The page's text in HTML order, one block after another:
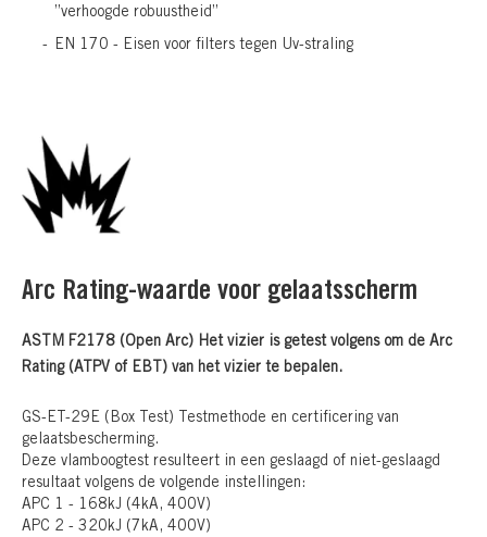
”verhoogde robuustheid”
EN 170 - Eisen voor filters tegen Uv-straling
Arc Rating-waarde voor gelaatsscherm
ASTM F2178 (Open Arc) Het vizier is getest volgens om de Arc
Rating (ATPV of EBT) van het vizier te bepalen.
GS-ET-29E (Box Test) Testmethode en certificering van
gelaatsbescherming.
Deze vlamboogtest resulteert in een geslaagd of niet-geslaagd
resultaat volgens de volgende instellingen:
APC 1 - 168kJ (4kA, 400V)
APC 2 - 320kJ (7kA, 400V)